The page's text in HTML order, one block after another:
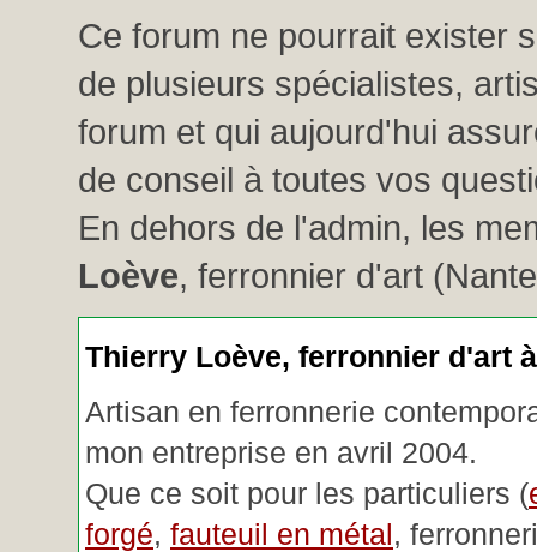
Ce forum ne pourrait exister
de plusieurs spécialistes,
forum et qui aujourd'hui
de conseil à toutes vos
En dehors de l'admin, les
Loève, ferronnier d'art
Thierry Loève, ferronnier d'art
Artisan en ferronnerie
mon entreprise en avril 2004.
Que ce soit pour les particuliers (
forgé, fauteuil en métal,